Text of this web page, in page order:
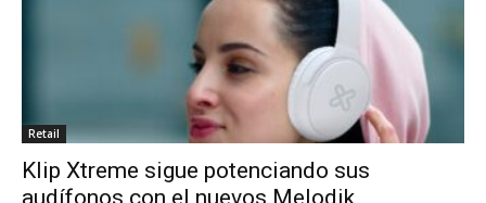
Retail
Klip Xtreme sigue potenciando sus
audífonos con el nuevos Melodik